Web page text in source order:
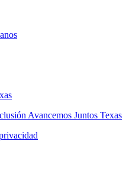
Avancemos Juntos Texas